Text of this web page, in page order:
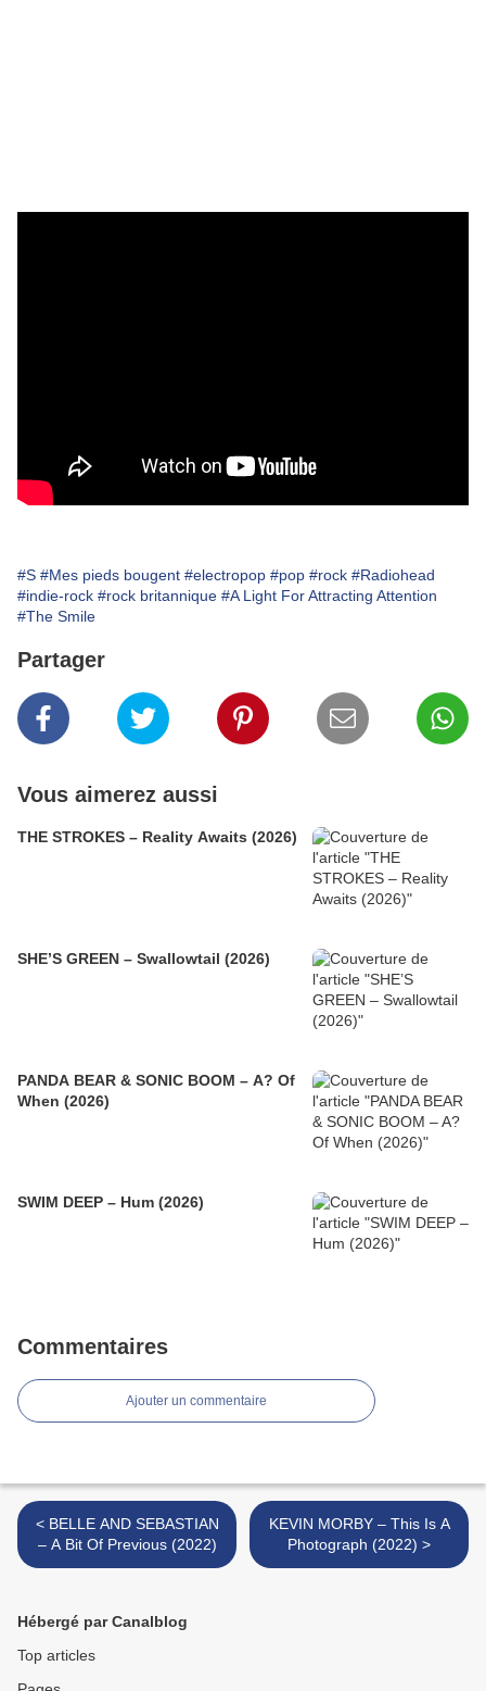
#S #Mes pieds bougent #electropop #pop #rock #Radiohead
#indie-rock #rock britannique #A Light For Attracting Attention
#The Smile
Partager
Vous aimerez aussi
THE STROKES – Reality Awaits (2026)
SHE’S GREEN – Swallowtail (2026)
PANDA BEAR & SONIC BOOM – A? Of
When (2026)
SWIM DEEP – Hum (2026)
Commentaires
Ajouter un commentaire
< BELLE AND SEBASTIAN
– A Bit Of Previous (2022)
KEVIN MORBY – This Is A
Photograph (2022) >
Hébergé par Canalblog
Top articles